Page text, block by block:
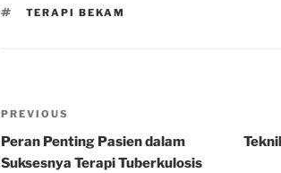
TAGS
TERAPI BEKAM
Post
navigation
Previous
Post
PREVIOUS
Peran Penting Pasien dalam
Suksesnya Terapi Tuberkulosis